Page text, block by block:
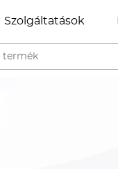
Szolgáltatások